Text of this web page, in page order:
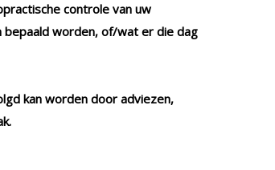
controle van uw
bepaald worden, of/wat er die dag
kan worden door adviezen,